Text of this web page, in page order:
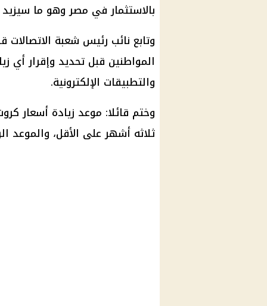
بالاستثمار في مصر وهو ما سيزيد
وتابع نائب رئيس شعبة
المواطنين قبل تحديد وإقرار أي
والتطبيقات الإلكترونية.
وختم قائلا: موعد زيادة أسعار
ثلاثه أشهر على الأقل،